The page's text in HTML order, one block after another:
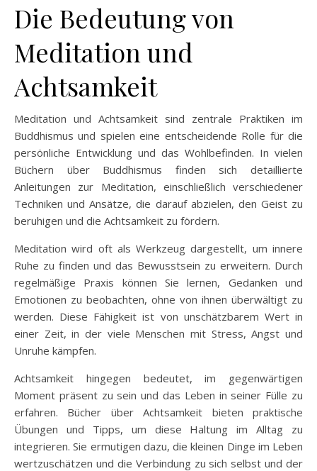
Die Bedeutung von
Meditation und
Achtsamkeit
Meditation und Achtsamkeit sind zentrale Praktiken im
Buddhismus und spielen eine entscheidende Rolle für die
persönliche Entwicklung und das Wohlbefinden. In vielen
Büchern über Buddhismus finden sich detaillierte
Anleitungen zur Meditation, einschließlich verschiedener
Techniken und Ansätze, die darauf abzielen, den Geist zu
beruhigen und die Achtsamkeit zu fördern.
Meditation wird oft als Werkzeug dargestellt, um innere
Ruhe zu finden und das Bewusstsein zu erweitern. Durch
regelmäßige Praxis können Sie lernen, Gedanken und
Emotionen zu beobachten, ohne von ihnen überwältigt zu
werden. Diese Fähigkeit ist von unschätzbarem Wert in
einer Zeit, in der viele Menschen mit Stress, Angst und
Unruhe kämpfen.
Achtsamkeit hingegen bedeutet, im gegenwärtigen
Moment präsent zu sein und das Leben in seiner Fülle zu
erfahren. Bücher über Achtsamkeit bieten praktische
Übungen und Tipps, um diese Haltung im Alltag zu
integrieren. Sie ermutigen dazu, die kleinen Dinge im Leben
wertzuschätzen und die Verbindung zu sich selbst und der